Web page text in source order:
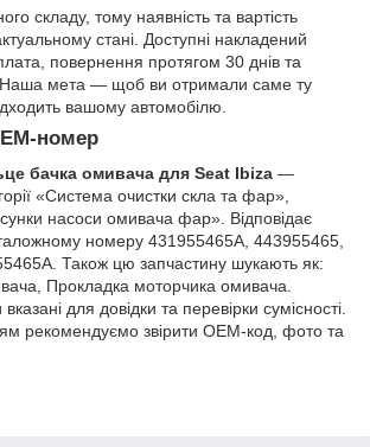
складу, тому наявність та вартість
стані. Доступні накладений
повернення протягом 30 днів та
Наша мета — щоб ви отримали саме ту
вашому автомобілю.
номер
бачка омивача для Seat Ibiza —
«Система очистки скла та фар»,
насоси омивача фар». Відповідає
номеру 431955465A, 443955465,
Також цю запчастину шукають як:
Прокладка моторчика омивача.
для довідки та перевірки сумісності.
рекомендуємо звірити OEM-код, фото та